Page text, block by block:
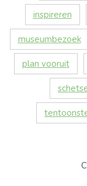
inspireren
museumbezoek
plan vooruit